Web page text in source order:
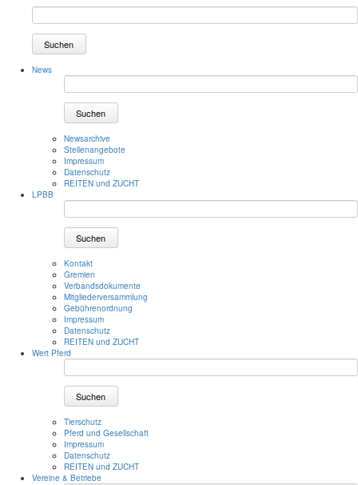
Suchen
News
Suchen
Newsarchive
Stellenangebote
Impressum
Datenschutz
REITEN und ZUCHT
LPBB
Suchen
Kontakt
Gremien
Verbandsdokumente
Mitgliederversammlung
Gebührenordnung
Impressum
Datenschutz
REITEN und ZUCHT
Wert Pferd
Suchen
Tierschutz
Pferd und Gesellschaft
Impressum
Datenschutz
REITEN und ZUCHT
Vereine & Betriebe